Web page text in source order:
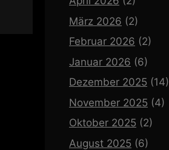
März 2026 (2)
Februar 2026 (2)
Januar 2026 (6)
Dezember 2025 (14)
November 2025 (4)
Oktober 2025 (2)
August 2025 (6)